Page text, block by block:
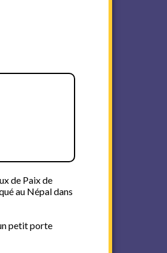
de Paix de
au Népal dans
petit porte